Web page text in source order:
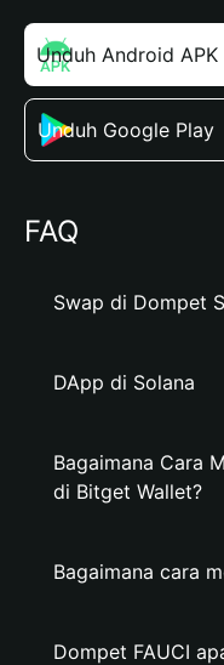
Unduh Android APK
Unduh Google Play
FAQ
Swap di Dompet
DApp di Solana
Bagaimana Cara
di Bitget Wallet?
Bagaimana cara
Dompet FAUCI